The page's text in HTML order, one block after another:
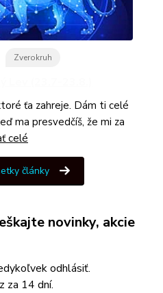
Zverokruh
ťa zahreje. Dám ti celé
ma presvedčíš, že mi za
celé
články
novinky, akcie
odhlásiť.
za 14 dní.